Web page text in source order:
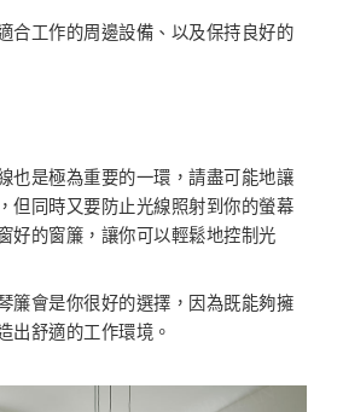
合工作的周邊設備、以及保持良好的
也是極為重要的一環，請盡可能地讓
但同時又要防止光線照射到你的螢幕
好的窗簾，讓你可以輕鬆地控制光
簾會是你很好的選擇，因為既能夠擁
出舒適的工作環境。